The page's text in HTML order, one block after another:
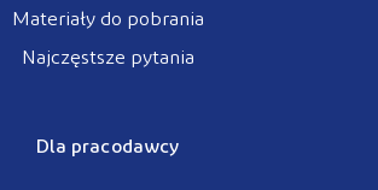
Materiały do pobrania
Najczęstsze pytania
Dla pracodawcy